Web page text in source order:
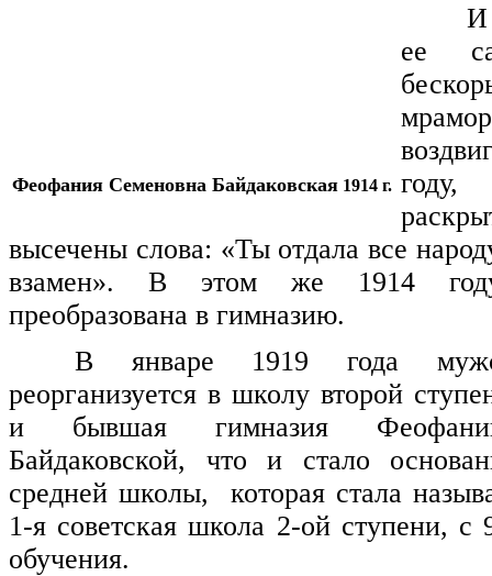
Феофания Семеновна Байдаковская 1914 г.
И
ее
высечены слова: «Ты отдала все
взамен». В этом же 1914 году
преобразована в гимназию.
В январе 1919 года
реорганизуется в школу второй
и бывшая гимназия
Байдаковской, что и стало
средней школы,
которая стала
1-я советская школа 2-ой ступени, с
обучения.